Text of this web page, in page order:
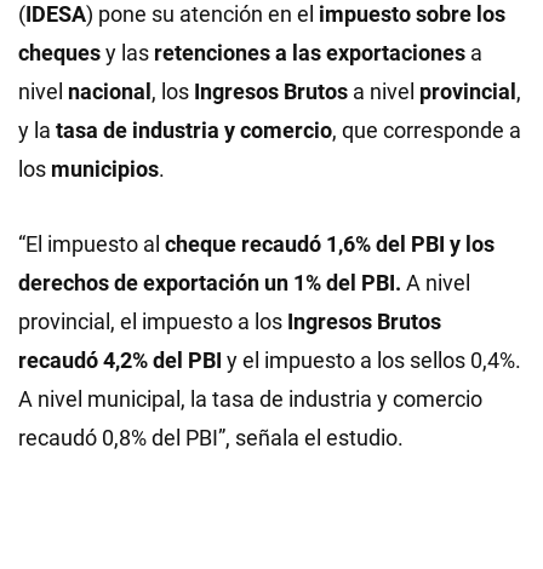
(IDESA) pone su atención en el impuesto sobre los
chequesy las retenciones a las exportaciones a
nivel nacional , los Ingresos Brutos a nivel provincial ,
y la tasa de industria y comercio, que corresponde a
los municipios.
“El impuesto al cheque recaudó 1,6% del PBI y los
derechos de exportación un 1% del PBI. A nivel
provincial, el impuesto a los Ingresos Brutos
recaudó 4,2% del PBI y el impuesto a los sellos 0,4%.
A nivel municipal, la tasa de industria y comercio
recaudó 0,8% del PBI”, señala el estudio.